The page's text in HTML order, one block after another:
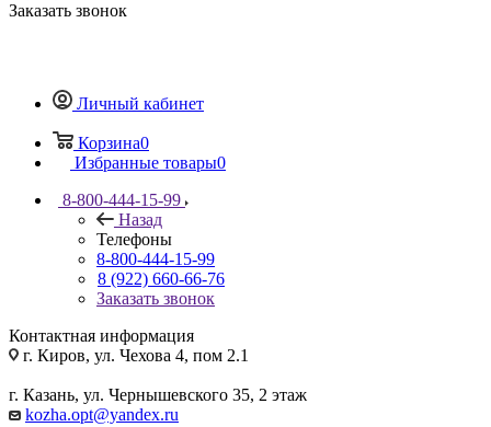
Заказать звонок
Личный кабинет
Корзина0
Избранные товары0
8-800-444-15-99
Назад
Телефоны
8-800-444-15-99
8 (922) 660-66-76
Заказать звонок
Контактная информация
г. Киров, ул. Чехова 4, пом 2.1
г. Казань, ул. Чернышевского 35, 2 этаж
kozha.opt@yandex.ru